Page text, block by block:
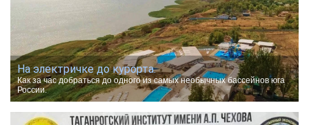
На электричке до курорта.
Как за час добраться до одного из самых необычных бассейнов юга
России.